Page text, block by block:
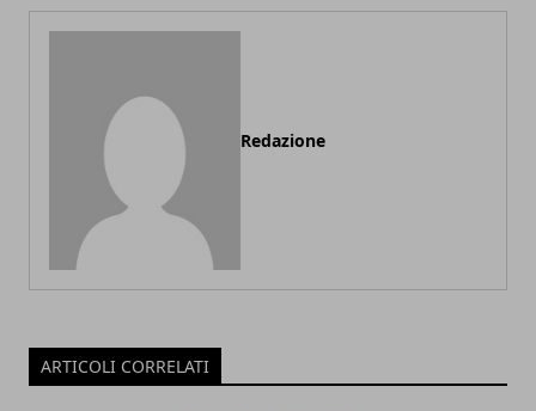
Redazione
ARTICOLI CORRELATI